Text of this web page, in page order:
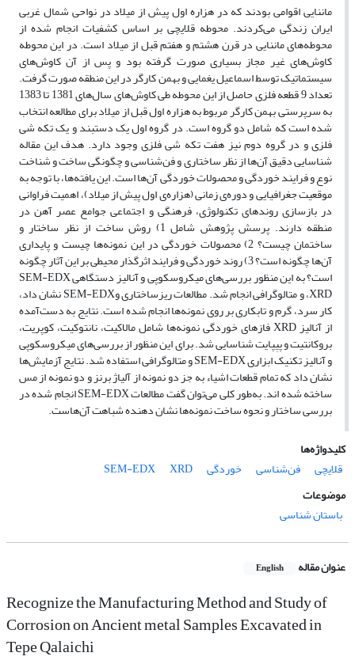
ماننایی‌ اقوامی بودند که در هزاره اول پیش از میلاد در نواحی شمال غربی
ایران زندگی می‌کردند. محوطه قلایچی بر اساس کشفیات انجام شده از
محوطه‌های ماننایی در قرن هشتم و هفتم قبل از میلاد است. در این محوطه
کاوش‌های غیر مجاز بسیاری صورت گرفته بود و پس از آن کاوش‌های
سیستماتیک توسط اسماعیل یغمایی و بهمن کارگر در این منطقه صورت گرفت.
تعداد 9 قطعه فلزی حاصل از این محوطه طی کاوش‌های سال‌های 1381 تا 1383
به سرپرستی بهمن کارگر مربوط به هزاره اول قبل از میلاد برای مطالعه انتخاب
شده است که شامل دو گروه است. در گروه اول یک دستبند و یک تکه شی
فلزی و در گروه دوم نیز هفت تکه شی فلزی وجود دارد. هدف این مقاله
شناسایی دقیق آن‌ها از نظر ساختاری و فن‌شناسی و چگونگی ساخت و شناخت
نوع و فرایند خوردگی و محصولات خوردگی آن‌ها است. این یافته‌ها، با توجه به
موقعیت جغرافیایی و دوره‌ی زمانی (هزاره‌ی اول پیش از میلاد)، اهمیت فراوانی
در بازسازی روندهای تکنولوژی، فرهنگی و اجتماعی جوامع عصر آهن در
منطقه دارند. پرسش پژوهش شامل 1) روش ساخت از نظر ساختار و
ساختمان چیست؟ 2) محصولات خوردگی در این نمونه‌ها چیست و پایداری
آن‌ها چگونه است؟ 3) روند خوردگی و فرایند اثرگذار محیطی بر این آثار چگونه
است؟ به ‌این منظور بررسی‌های میکروسکوپی و آنالیز دستگاهی SEM-EDX
،XRD و متالوگرافی انجام شد. مطالعات ریزساختاری وSEM-EDX نشان داد،
کار سرد، گرم و تابکاری بر روی نمونه‌ها انجام شده ‌است. نتایج به دست‌آمده
از آنالیز XRD فازهای خوردگی نمونه‌ها شامل مالاکیت، نانتوکیت، کوپریت،
بروکانتیت و پیِپایت شناسایی شد. برای این منظور از بررسی‌های میکروسکوپی
و آنالیز تکنیک ابزاری SEM-EDX و متالوگرافی استفاده شد. نتایج آزمایش‌ها
نشان داد که تمام قطعات اشیاء به جز دو نمونه از آلیاژ برنز و دو نمونه از مس
ساخته شده اند. به‌طور کلی می‌توان گفت مطالعات SEM-EDX انجام شده در
بررسی ساختار و نحوه ساخت نمونه‌ها نشان دهنده شباهت آن‌هاست.
کلیدواژه‌ها
قلایچی
فن‌شناسی خوردگی SEM-EDX
XRD
موضوعات
باستان شناسی
عنوان مقاله English
Recognize the Manufacturing Method and Study of
Corrosion on Ancient metal Samples Excavated in
Tepe Qalaichi